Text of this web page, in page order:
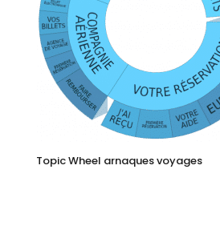
Topic Wheel arnaques voyages